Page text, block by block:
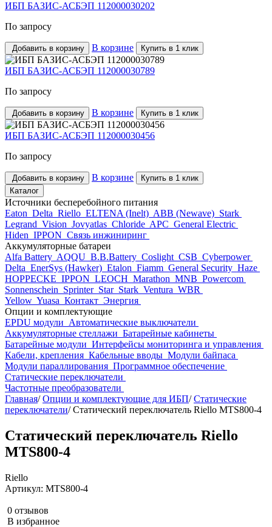
ИБП БАЗИС-АСБЭП 112000030202
По запросу
Добавить в корзину В корзине Купить в 1 клик
ИБП БАЗИС-АСБЭП 112000030789
По запросу
Добавить в корзину В корзине Купить в 1 клик
ИБП БАЗИС-АСБЭП 112000030456
По запросу
Добавить в корзину В корзине
Купить в 1 клик
Каталог
Источники бесперебойного питания
Eaton Delta Riello ELTENA (Inelt) ABB (Newave) Stark
Legrand Vision Jovyatlas Chloride APC General Electric
Hiden IPPON Связь инжиниринг
Аккумуляторные батареи
Alfa Battery AQQU B.B.Battery Coslight CSB Cyberpower
Delta EnerSys (Hawker) Etalon Fiamm General Security Haze
HOPPECKE IPPON LEOCH Marathon MNB Powercom
Sonnenschein Sprinter Star Stark Ventura WBR
Yellow Yuasa Контакт Энергия
Опции и комплектующие
EPDU модули Автоматические выключатели
Аккумуляторные стеллажи Батарейные кабинеты
Батарейные модули Интерфейсы мониторинга и управления
Кабели, крепления Кабельные вводы Модули байпаса
Модули параллирования Программное обеспечение
Статические переключатели
Частотные преобразователи
Главная/ Опции и комплектующие для ИБП/ Статические
переключатели/ Статический переключатель Riello MTS800-4
Статический переключатель Riello
MTS800-4
Riello
Артикул: MTS800-4
0 отзывов
В избранное